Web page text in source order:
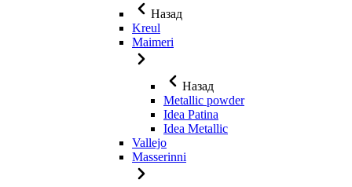
Назад
Kreul
Maimeri
Назад
Metallic powder
Idea Patina
Idea Metallic
Vallejo
Masserinni